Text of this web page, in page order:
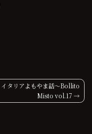
イタリアよもやま話〜Bollito
Misto vol.17